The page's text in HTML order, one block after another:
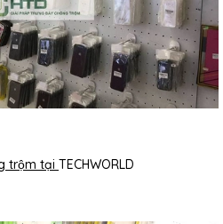
trộm tại TECHWORLD